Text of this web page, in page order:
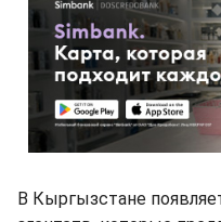
В Кыргызстане